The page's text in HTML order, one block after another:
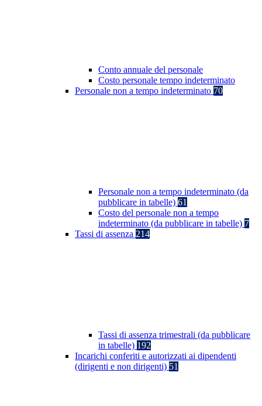
Conto annuale del personale
Costo personale tempo indeterminato
Personale non a tempo indeterminato 70
Personale non a tempo indeterminato (da
pubblicare in tabelle) 61
Costo del personale non a tempo
indeterminato (da pubblicare in tabelle) 7
Tassi di assenza 214
Tassi di assenza trimestrali (da pubblicare
in tabelle) 192
Incarichi conferiti e autorizzati ai dipendenti
(dirigenti e non dirigenti) 51